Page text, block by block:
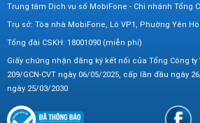
Trung tâm Dịch vụ số MobiFone - Chi nhánh Tổng
Trụ sở: Tòa nhà MobiFone, Lô VP1, Phường Yên
Tổng đài CSKH: 18001090 (miễn phí)
Giấy chứng nhận đăng ký kết nối của Tổng Công
209/GCN-CVT ngày 06/05/2025, cấp lần đầu ngày
ngày 25/03/2030